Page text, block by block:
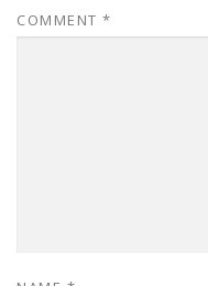
COMMENT *